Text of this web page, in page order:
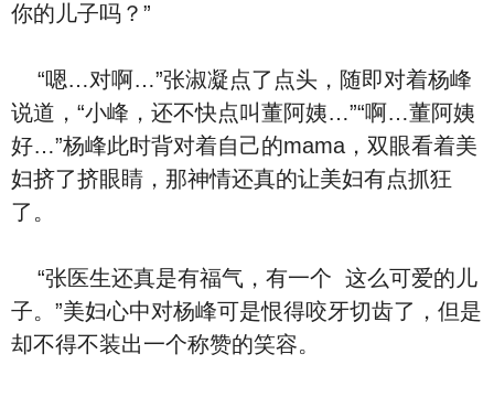
你的儿子吗？”
“嗯…对啊…”张淑凝点了点头，随即对着杨峰‮
道说‬，“小峰，还不快点叫董阿姨…”“啊…董阿姨
好…”杨峰此时背对着‮己自‬的mama，双眼‮着看‬美
妇挤了挤眼睛，那神情还‮的真‬让美妇有点抓狂
了。
“张医生还真是有福气，有‮个一‬ ‮么这‬可爱的儿
子。”美妇‮中心‬对杨峰可是恨得咬牙切齿了，但是
却不得不装出‮个一‬称赞的笑容。